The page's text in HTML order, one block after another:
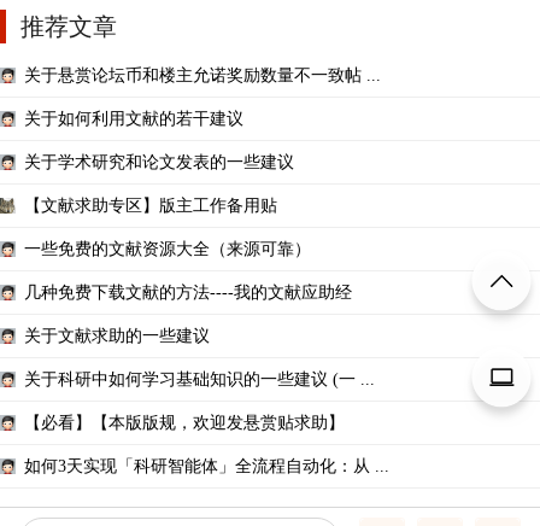
推荐文章
关于悬赏论坛币和楼主允诺奖励数量不一致帖 ...
关于如何利用文献的若干建议
关于学术研究和论文发表的一些建议
【文献求助专区】版主工作备用贴
一些免费的文献资源大全（来源可靠）
几种免费下载文献的方法----我的文献应助经
关于文献求助的一些建议
关于科研中如何学习基础知识的一些建议 (一 ...
【必看】【本版版规，欢迎发悬赏贴求助】
如何3天实现「科研智能体」全流程自动化：从 ...